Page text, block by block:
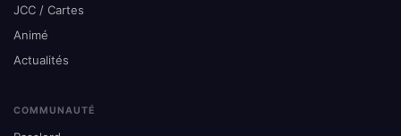
JCC / Cartes
Animé
Actualités
COMMUNAUTÉ